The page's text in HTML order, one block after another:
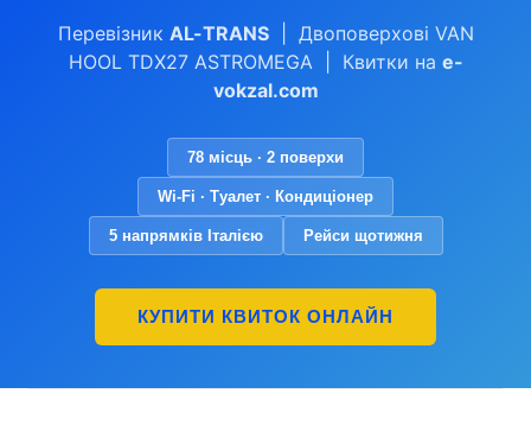
Перевізник AL-TRANS| Двоповерхові VAN
HOOL TDX27 ASTROMEGA | Квитки на e-
vokzal.com
78 місць · 2 поверхи
Wi-Fi · Туалет · Кондиціонер
5 напрямків Італією Рейси щотижня
КУПИТИ КВИТОК ОНЛАЙН